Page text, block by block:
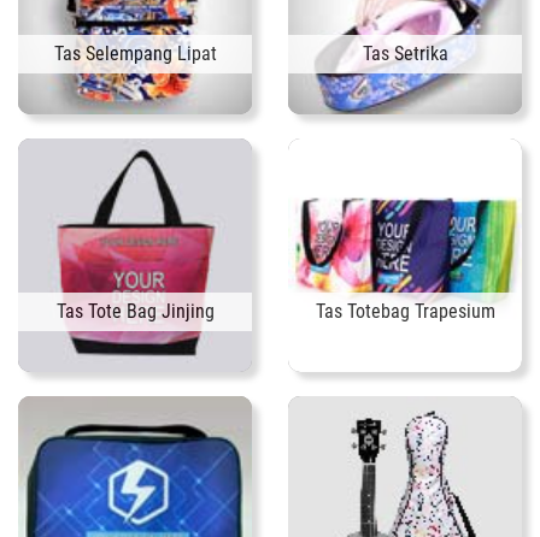
Tas Selempang Lipat Tas Setrika
Tas Tote Bag Jinjing Tas Totebag Trapesium